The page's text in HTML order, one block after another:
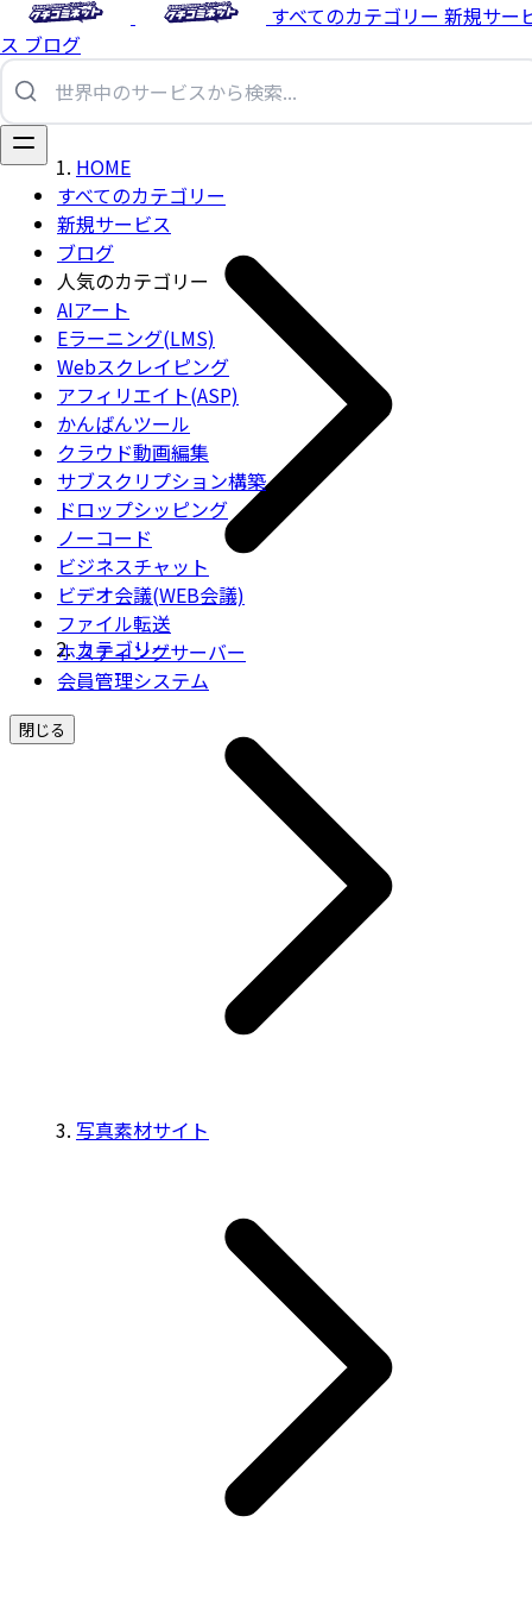
すべてのカテゴリー 新規サー
ス ブログ
すべてのカテゴリー
新規サービス
ブログ
人気のカテゴリー
AIアート
Eラーニング(LMS)
Webスクレイピング
アフィリエイト(ASP)
かんばんツール
クラウド動画編集
サブスクリプション構築
ドロップシッピング
ノーコード
ビジネスチャット
ビデオ会議(WEB会議)
ファイル転送
ホスティングサーバー
会員管理システム
閉じる
HOME
カテゴリー
写真素材サイト